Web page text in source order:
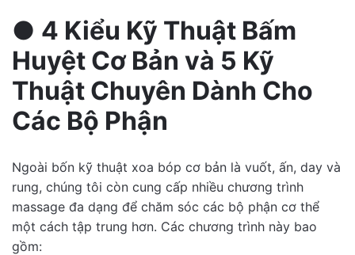
● 4 Kiểu Kỹ Thuật Bấm
Huyệt Cơ Bản và 5 Kỹ
Thuật Chuyên Dành Cho
Các Bộ Phận
Ngoài bốn kỹ thuật xoa bóp cơ bản là vuốt, ấn, day và
rung, chúng tôi còn cung cấp nhiều chương trình
massage đa dạng để chăm sóc các bộ phận cơ thể
một cách tập trung hơn. Các chương trình này bao
gồm: